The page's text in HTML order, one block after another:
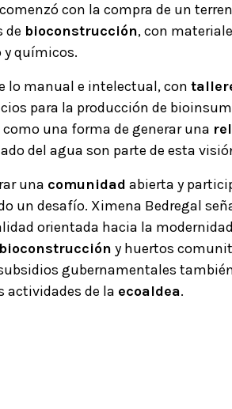
comenzó con la compra de un
de bioconstrucción, con
y químicos.
lo manual e intelectual, con
para la producción de
como una forma de generar una
del agua son parte de esta
una comunidad abierta y
un desafío. Ximena Bedregal
orientada hacia la
bioconstrucción y huertos
gubernamentales
actividades de la ecoaldea.